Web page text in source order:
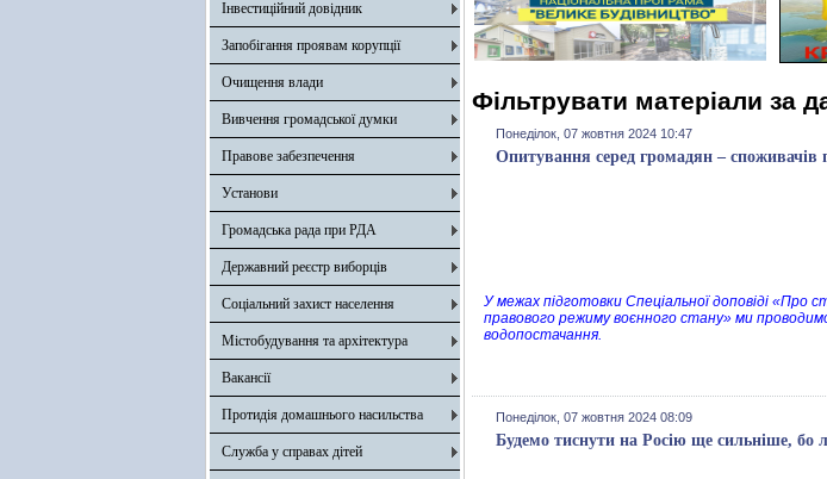
Інвестиційний довідник
Запобігання проявам корупції
Очищення влади
Вивчення громадської думки
Правове забезпечення
Установи
Громадська рада при РДА
Державний реєстр виборців
Соціальний захист населення
Містобудування та архітектура
Вакансії
Протидія домашнього насильства
Служба у справах дітей
Фільтрувати матеріали за
Понеділок, 07 жовтня 2024 10:47
Опитування серед громадян – споживачів
У межах підготовки Спеціальної доповіді «Про
правового режиму воєнного стану» ми
водопостачання.
Понеділок, 07 жовтня 2024 08:09
Будемо тиснути на Росію ще сильніше,